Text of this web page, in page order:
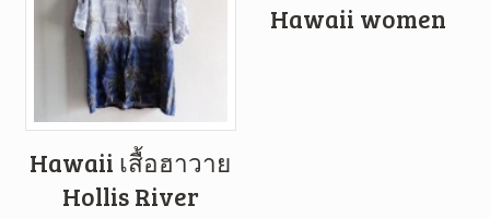
Hawaii เสื้อฮาวาย
Hollis River
Hawaii women